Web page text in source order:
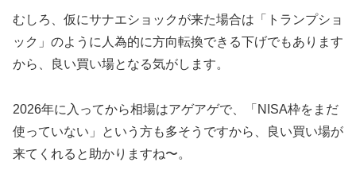
むしろ、仮にサナエショックが来た場合は「トランプショ
ック」のように人為的に方向転換できる下げでもあります
から、良い買い場となる気がします。
2026年に入ってから相場はアゲアゲで、「NISA枠をまだ
使っていない」という方も多そうですから、良い買い場が
来てくれると助かりますね〜。